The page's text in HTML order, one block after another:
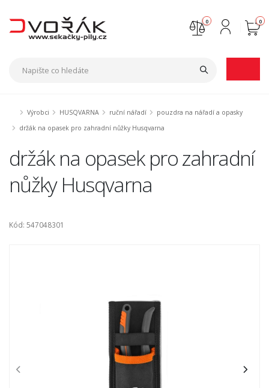
0
0
Výrobci HUSQVARNA ruční nářadí
pouzdra na nářadí a opasky
držák na opasek pro zahradní nůžky Husqvarna
držák na opasek pro zahradní
nůžky Husqvarna
Kód: 547048301